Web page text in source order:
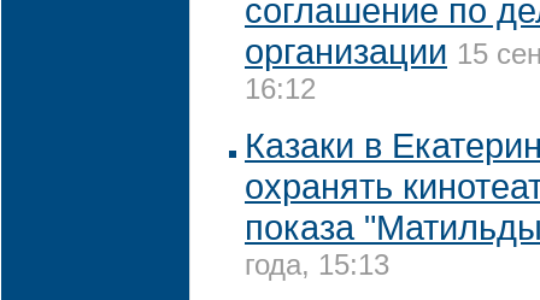
соглашение по
организации 15
16:12
Казаки в
охранять
показа
года, 15:13